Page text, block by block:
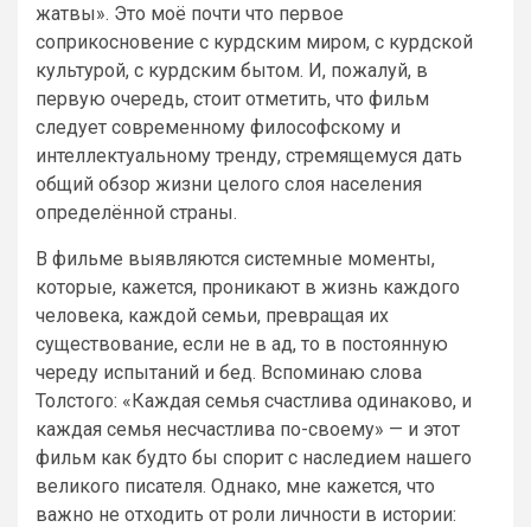
жатвы». Это моё почти что первое
соприкосновение с курдским миром, с курдской
культурой, с курдским бытом. И, пожалуй, в
первую очередь, стоит отметить, что фильм
следует современному философскому и
интеллектуальному тренду, стремящемуся дать
общий обзор жизни целого слоя населения
определённой страны.
В фильме выявляются системные моменты,
которые, кажется, проникают в жизнь каждого
человека, каждой семьи, превращая их
существование, если не в ад, то в постоянную
череду испытаний и бед. Вспоминаю слова
Толстого: «Каждая семья счастлива одинаково, и
каждая семья несчастлива по-своему» — и этот
фильм как будто бы спорит с наследием нашего
великого писателя. Однако, мне кажется, что
важно не отходить от роли личности в истории: